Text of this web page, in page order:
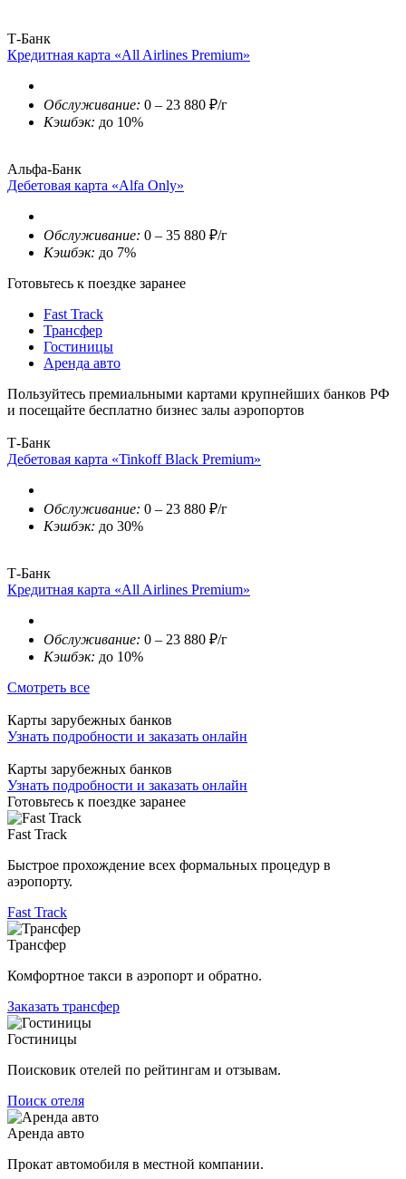
Т-Банк
Кредитная карта «All Airlines Premium»
Обслуживание: 0 – 23 880 ₽/г
Кэшбэк: до 10%
Альфа-Банк
Дебетовая карта «Alfa Only»
Обслуживание: 0 – 35 880 ₽/г
Кэшбэк: до 7%
Готовьтесь к поездке заранее
Fast Track
Трансфер
Гостиницы
Аренда авто
Пользуйтесь премиальными картами крупнейших банков РФ
и посещайте бесплатно бизнес залы аэропортов
Т-Банк
Дебетовая карта «Tinkoff Black Premium»
Обслуживание: 0 – 23 880 ₽/г
Кэшбэк: до 30%
Т-Банк
Кредитная карта «All Airlines Premium»
Обслуживание: 0 – 23 880 ₽/г
Кэшбэк: до 10%
Смотреть все
Карты зарубежных банков
Узнать подробности и заказать онлайн
Карты зарубежных банков
Узнать подробности и заказать онлайн
Готовьтесь к поездке заранее
Fast Track
Быстрое прохождение всех формальных процедур в
аэропорту.
Fast Track
Трансфер
Комфортное такси в аэропорт и обратно.
Заказать трансфер
Гостиницы
Поисковик отелей по рейтингам и отзывам.
Поиск отеля
Аренда авто
Прокат автомобиля в местной компании.